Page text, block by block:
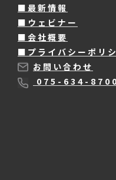
■最新情報
■ウェビナー
■会社概要
■プライバシーポリ
お問い合わせ
075-634-8700